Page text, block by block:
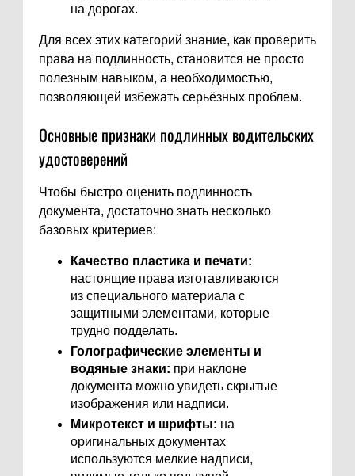
на дорогах.
Для всех этих категорий знание, как проверить
права на подлинность, становится не просто
полезным навыком, а необходимостью,
позволяющей избежать серьёзных проблем.
Основные признаки подлинных водительских
удостоверений
Чтобы быстро оценить подлинность
документа, достаточно знать несколько
базовых критериев:
Качество пластика и печати:
настоящие права изготавливаются
из специального материала с
защитными элементами, которые
трудно подделать.
Голографические элементы и
водяные знаки: при наклоне
документа можно увидеть скрытые
изображения или надписи.
Микротекст и шрифты: на
оригинальных документах
используются мелкие надписи,